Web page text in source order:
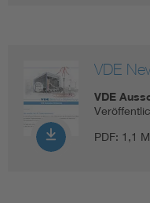
VDE
VDE
PDF: 1,1